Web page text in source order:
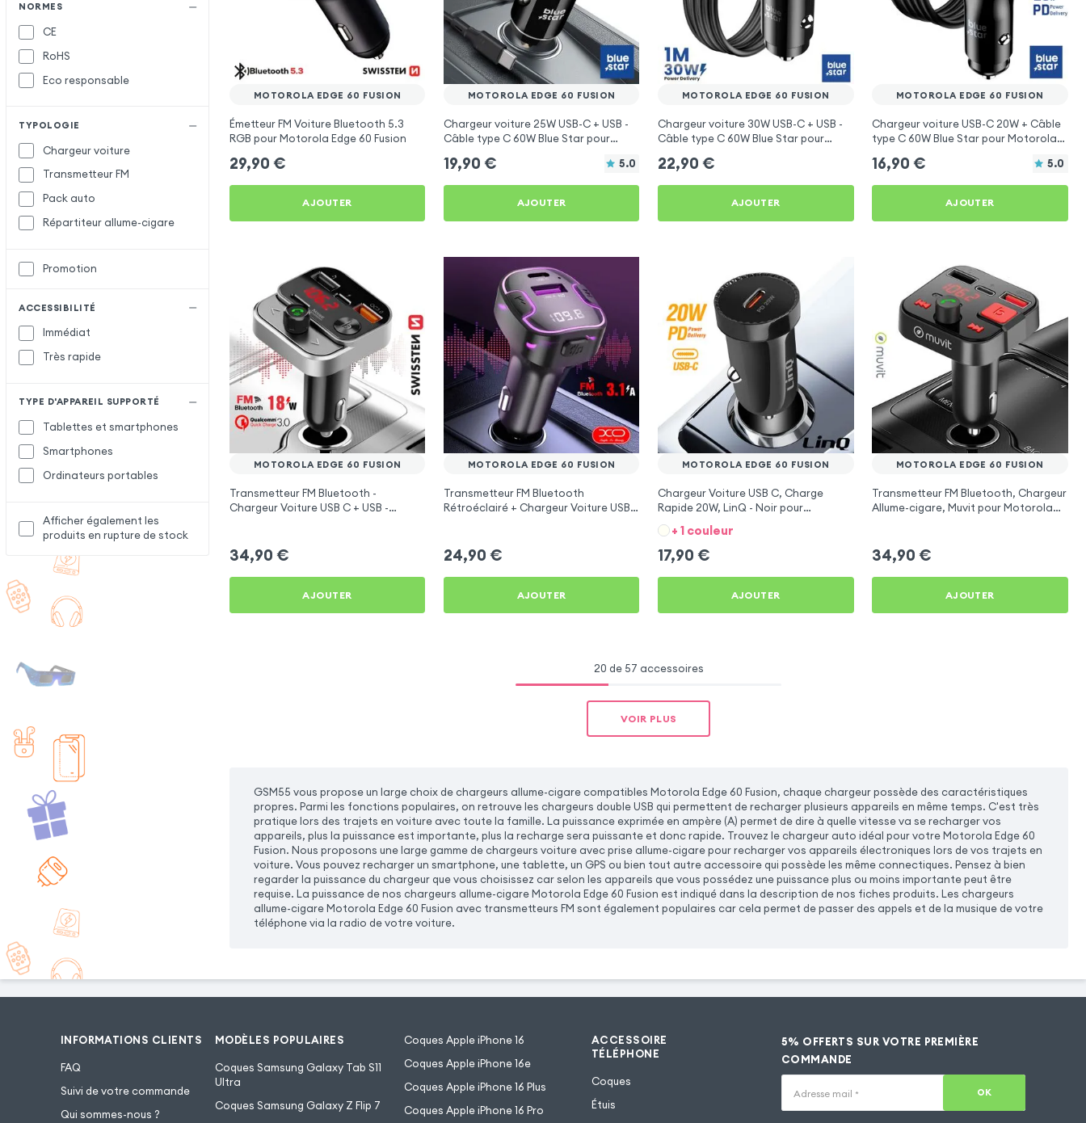
Samsung
S
Satechi
XO
NORMES
CE
RoHS
Eco responsable
TYPOLOGIE
Chargeur voiture
Transmetteur FM
Pack auto
Répartiteur allume-cigare
Promotion
ACCESSIBILITÉ
Immédiat
Très rapide
TYPE D'APPAREIL SUPPORTÉ
Tablettes et smartphones
Smartphones
Ordinateurs portables
Afficher également les
produits en rupture de stock
MOTOROLA EDGE 60 FUSION
Émetteur FM Voiture Bluetooth 5.3
RGB pour Motorola Edge 60 Fusion
29,90 €
AJOUTER
MOTOROLA EDGE 60 FUSION
Chargeur voiture 25W USB-C + USB -
Câble type C 60W Blue Star pour
19,90 € 5.0
AJOUTER
MOTOROLA EDGE 60 FUSION
Chargeur voiture 30W USB-C + USB -
Câble type C 60W Blue Star pour
22,90 €
AJOUTER
MOTOROLA EDGE 60 FUSION
Chargeur voiture USB-C 20W + Câble
type C 60W Blue Star pour Motorola
16,90 € 5.0
AJOUTER
MOTOROLA EDGE 60 FUSION
Transmetteur FM Bluetooth -
Chargeur Voiture USB C + USB -
34,90 €
AJOUTER
MOTOROLA EDGE 60 FUSION
Transmetteur FM Bluetooth
Rétroéclairé + Chargeur Voiture USB
24,90 €
AJOUTER
MOTOROLA EDGE 60 FUSION
Chargeur Voiture USB C, Charge
Rapide 20W, LinQ - Noir pour
Motorola Edge 60 Fusion
+ 1 couleur
17,90 €
AJOUTER
MOTOROLA EDGE 60 FUSION
Transmetteur FM Bluetooth, Chargeur
Allume-cigare, Muvit pour Motorola
34,90 €
AJOUTER
20 de 57 accessoires
VOIR PLUS
GSM55 vous propose un large choix de chargeurs allume-cigare compatibles Motorola Edge 60 Fusion, chaque chargeur possède des caractéristiques
propres. Parmi les fonctions populaires, on retrouve les chargeurs double USB qui permettent de recharger plusieurs appareils en même temps. C'est très
pratique lors des trajets en voiture avec toute la famille. La puissance exprimée en ampère (A) permet de dire à quelle vitesse va se recharger vos
appareils, plus la puissance est importante, plus la recharge sera puissante et donc rapide. Trouvez le chargeur auto idéal pour votre Motorola Edge 60
Fusion. Nous proposons une large gamme de chargeurs voiture avec prise allume-cigare pour recharger vos appareils électroniques lors de vos trajets en
voiture. Vous pouvez recharger un smartphone, une tablette, un GPS ou bien tout autre accessoire qui possède les même connectiques. Pensez à bien
regarder la puissance du chargeur que vous choisissez car selon les appareils que vous possédez une puissance plus ou moins importante peut être
requise. La puissance de nos chargeurs allume-cigare Motorola Edge 60 Fusion est indiqué dans la description de nos fiches produits. Les chargeurs
allume-cigare Motorola Edge 60 Fusion avec transmetteurs FM sont également populaires car cela permet de passer des appels et de la musique de votre
téléphone via la radio de votre voiture.
INFORMATIONS CLIENTS
FAQ
Suivi de votre commande
Qui sommes-nous ?
MODÈLES POPULAIRES
Coques Samsung Galaxy Tab S11
Ultra
Coques Samsung Galaxy Z Flip 7
Coques Apple iPhone 16
Coques Apple iPhone 16e
Coques Apple iPhone 16 Plus
Coques Apple iPhone 16 Pro
ACCESSOIRE
TÉLÉPHONE
Coques
Étuis
5% OFFERTS SUR VOTRE PREMIÈRE
COMMANDE
Adresse mail * OK